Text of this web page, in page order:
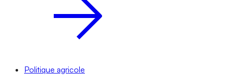
Politique agricole